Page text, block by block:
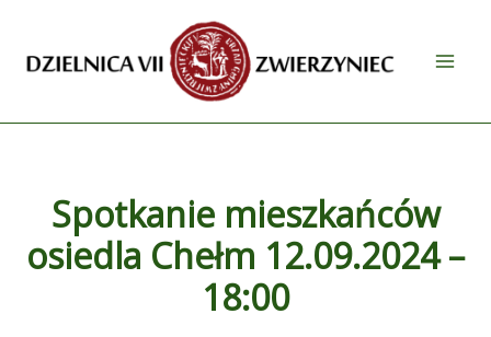
treści
Spotkanie mieszkańców
osiedla Chełm 12.09.2024 –
18:00